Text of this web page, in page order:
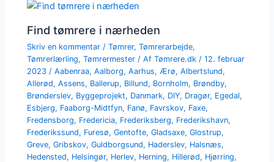
Find tømrere i nærheden
Skriv en kommentar /Tømrer,Tømrerarbejde,
Tømrerlærling,Tømrermester / AfTømrere.dk /12. februar
2023 /Aabenraa,Aalborg,Aarhus, Ærø,Albertslund,
Allerød,Assens, Ballerup, Billund, Bornholm, Brøndby,
Brønderslev, Byggeprojekt, Danmark, DIY, Dragør, Egedal,
Esbjerg, Faaborg-Midtfyn, Fanø, Favrskov, Faxe,
Fredensborg, Fredericia, Frederiksberg, Frederikshavn,
Frederikssund, Furesø,Gentofte,Gladsaxe,Glostrup,
Greve,Gribskov,Guldborgsund, Haderslev, Halsnæs,
Hedensted, Helsingør, Herlev, Herning, Hillerød, Hjørring,